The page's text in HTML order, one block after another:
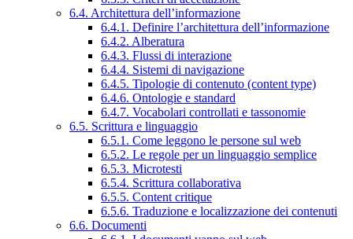
6.4. Architettura dell’informazione
6.4.1. Definire l’architettura dell’informazione
6.4.2. Alberatura
6.4.3. Flussi di interazione
6.4.4. Sistemi di navigazione
6.4.5. Tipologie di contenuto (content type)
6.4.6. Ontologie e standard
6.4.7. Vocabolari controllati e tassonomie
6.5. Scrittura e linguaggio
6.5.1. Come leggono le persone sul web
6.5.2. Le regole per un linguaggio semplice
6.5.3. Microtesti
6.5.4. Scrittura collaborativa
6.5.5. Content critique
6.5.6. Traduzione e localizzazione dei contenuti
6.6. Documenti